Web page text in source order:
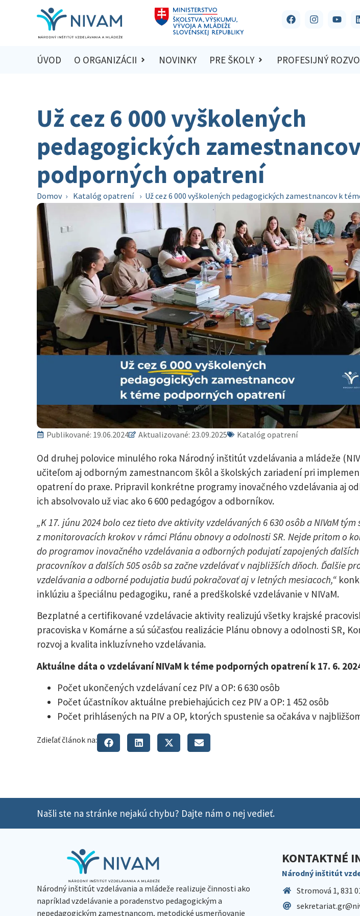
ÚVOD O ORGANIZÁCII NOVINKY PRE ŠKOLY PROFESIJNÝ
Už cez 6 000 vyškolených
pedagogických
podporných opatrení
Domov › Katalóg opatrení › Už cez 6 000 vyškolených pedagogických zamestnancov k
Publikované: 19.06.2024 Aktualizované: 23.09.2025 Katalóg opatrení
Od druhej polovice minulého roka Národný inštitút vzdelávania a mládeže
učiteľom aj odborným zamestnancom škôl a školských zariadení pri
opatrení do praxe. Pripravil konkrétne programy inovačného vzdelávania aj
ich absolvovalo už viac ako 6 600 pedagógov a odborníkov.
„K 17. júnu 2024 bolo cez tieto dve aktivity vzdelávaných 6 630 osôb a NIVaM
z monitorovacích krokov v rámci Plánu obnovy a odolnosti SR. Nejde pritom o
do programov inovačného vzdelávania a odborných podujatí zapojených ďalších
pracovníkov a ďalších 505 osôb sa začne vzdelávať v najbližších dňoch. Ďalšie
vzdelávania a odborné podujatia budú pokračovať aj v letných mesiacoch,“
inklúziu a špeciálnu pedagogiku, rané a predškolské vzdelávanie v NIVaM.
Bezplatné a certifikované vzdelávacie aktivity realizujú všetky krajské
pracoviska v Komárne a sú súčasťou realizácie Plánu obnovy a odolnosti SR,
rozvoj a kvalita inkluzívneho vzdelávania.
Aktuálne dáta o vzdelávaní NIVaM k téme podporných opatrení k 17. 6.
Počet ukončených vzdelávaní cez PIV a OP: 6 630 osôb
Počet účastníkov aktuálne prebiehajúcich cez PIV a OP: 1 452 osôb
Počet prihlásených na PIV a OP, ktorých spustenie sa očakáva v
Zdieľať článok na:
Našli ste na stránke nejakú chybu? Dajte nám o nej vedieť.
Národný inštitút vzdelávania a mládeže realizuje činnosti ako
napríklad vzdelávanie a poradenstvo pedagogickým a
nepedagogickým zamestnancom, metodické usmerňovanie
KONTAKTNÉ
Národný inštitút
Stromová 1, 831